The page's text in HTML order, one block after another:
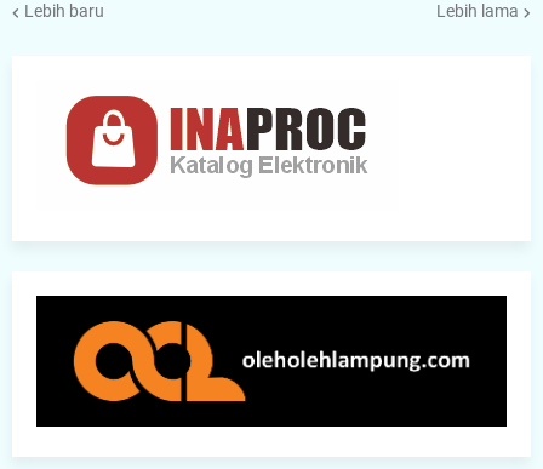
Lebih baru Lebih lama